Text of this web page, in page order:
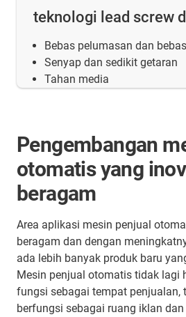
teknologi lead screw
Bebas pelumasan dan
Senyap dan sedikit getaran
Tahan media
Pengembangan
otomatis yang
beragam
Area aplikasi mesin penjual
beragam dan dengan
ada lebih banyak produk baru
Mesin penjual otomatis tidak lagi
fungsi sebagai tempat penjualan,
berfungsi sebagai ruang iklan